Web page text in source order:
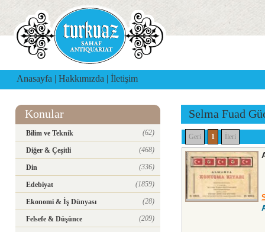
Anasayfa | Hakkımızda | İletişim
Konular
Bilim ve Teknik (62)
Diğer & Çeşitli (468)
Din (336)
Edebiyat (1859)
Ekonomi & İş Dünyası (28)
Felsefe & Düşünce (209)
Selma Fuad
Geri 1 İleri